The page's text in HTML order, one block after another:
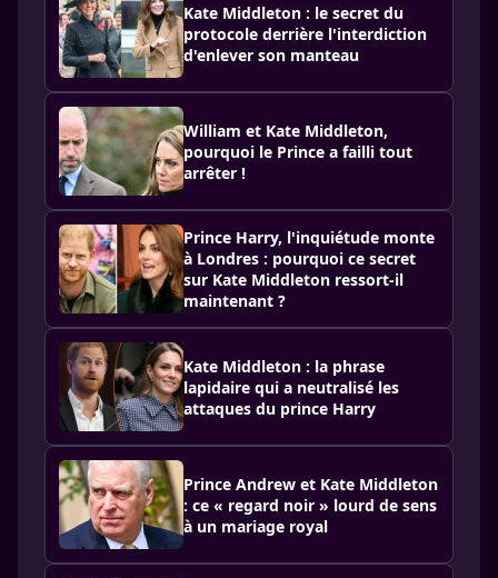
Kate Middleton : le secret du
protocole derrière l'interdiction
d'enlever son manteau
William et Kate Middleton,
pourquoi le Prince a failli tout
arrêter !
Prince Harry, l'inquiétude monte
à Londres : pourquoi ce secret
sur Kate Middleton ressort-il
maintenant ?
Kate Middleton : la phrase
lapidaire qui a neutralisé les
attaques du prince Harry
Prince Andrew et Kate Middleton
: ce « regard noir » lourd de sens
à un mariage royal